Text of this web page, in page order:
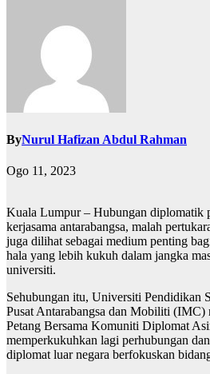
ByNurul Hafizan Abdul Rahman
Ogo 11, 2023
Kuala Lumpur – Hubungan diplomatik
kerjasama antarabangsa, malah
juga dilihat sebagai medium penting
hala yang lebih kukuh dalam jangka
universiti.
Sehubungan itu, Universiti Pendidikan
Pusat Antarabangsa dan Mobiliti
Petang Bersama Komuniti Diplomat
memperkukuhkan lagi perhubungan
diplomat luar negara berfokuskan